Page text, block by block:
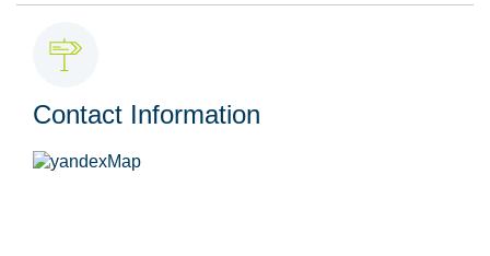
Contact Information